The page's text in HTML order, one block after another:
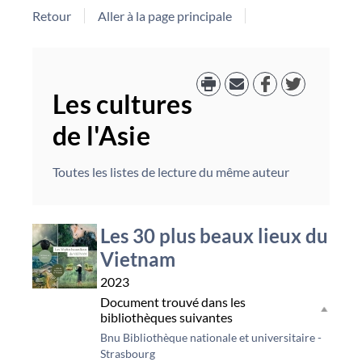
Retour Aller à la page principale
Les cultures
de l'Asie
Toutes les listes de lecture du même auteur
Les 30 plus beaux lieux du
Vietnam
2023
Document trouvé dans les
bibliothèques suivantes
Bnu Bibliothèque nationale et universitaire -
Strasbourg